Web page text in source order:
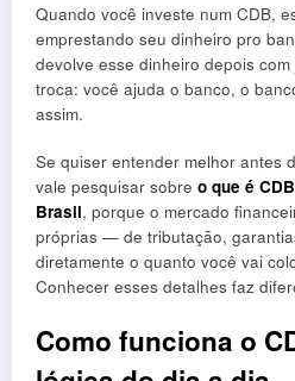
Quando você investe num CDB,
emprestando seu dinheiro pro
devolve esse dinheiro depois
troca: você ajuda o banco, o
assim.
Se quiser entender melhor antes
vale pesquisar sobre o que é
Brasil, porque o mercado
próprias — de tributação,
diretamente o quanto você vai
Conhecer esses detalhes faz
Como funciona o